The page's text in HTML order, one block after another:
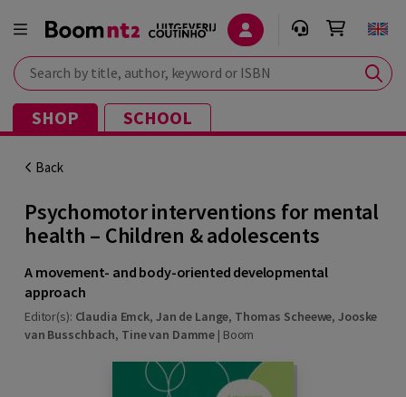
Search by title, author, keyword or ISBN
SHOP SCHOOL
Back
Psychomotor interventions for mental
health – Children & adolescents
A movement- and body-oriented developmental
approach
Editor(s): Claudia Emck, Jan de Lange, Thomas Scheewe,Jooske
van Busschbach, Tine van Damme | Boom